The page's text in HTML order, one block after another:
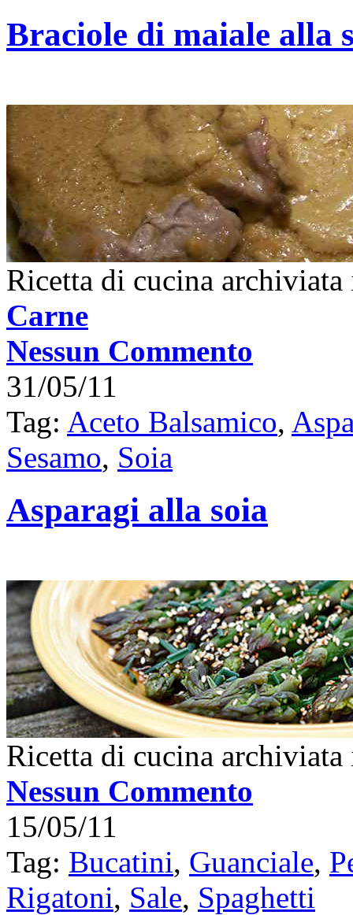
Braciole di maiale alla
Ricetta di cucina
Carne
Nessun Commento
31/05/11
Tag: Aceto Balsamico,
Sesamo, Soia
Asparagi alla soia
Ricetta di cucina
Nessun Commento
15/05/11
Tag: Bucatini, Guanciale,
Rigatoni, Sale, Spaghetti